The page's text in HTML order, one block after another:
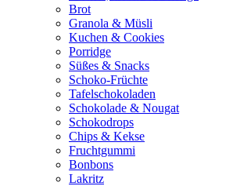
Brot
Granola & Müsli
Kuchen & Cookies
Porridge
Süßes & Snacks
Schoko-Früchte
Tafelschokoladen
Schokolade & Nougat
Schokodrops
Chips & Kekse
Fruchtgummi
Bonbons
Lakritz